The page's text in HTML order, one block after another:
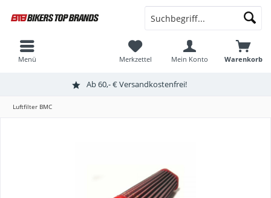
Ab 60,- € Versandkostenfrei!
Warenkorb
Merkzettel Mein Konto
Menü
Luftfilter BMC